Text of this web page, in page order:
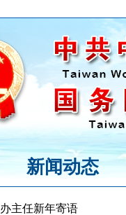
新闻动态
主任新年寄语